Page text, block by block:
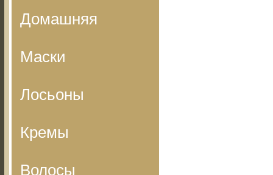
Домашняя
Маски
Лосьоны
Кремы
Волосы